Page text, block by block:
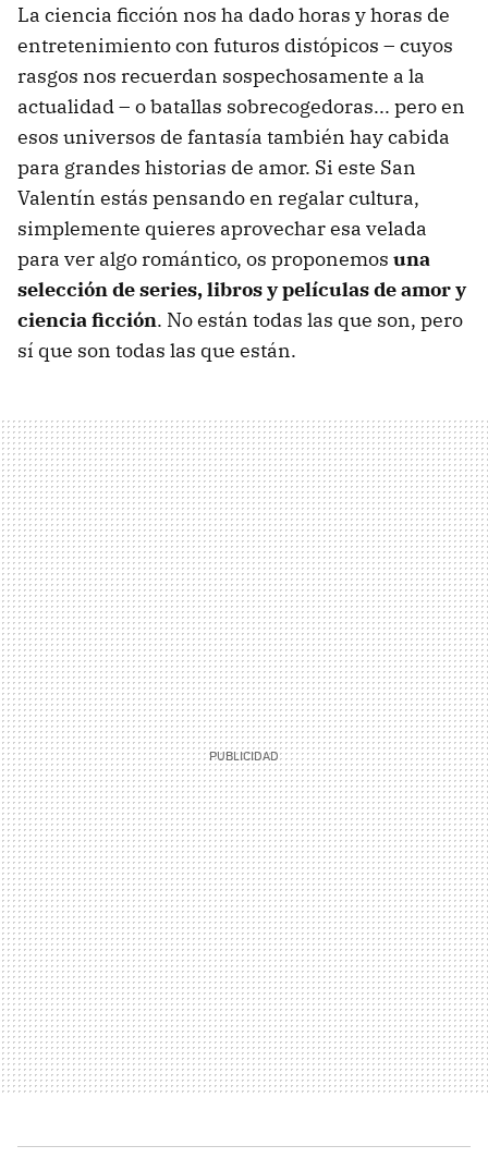
La ciencia ficción nos ha dado horas y horas de
entretenimiento con futuros distópicos – cuyos
rasgos nos recuerdan sospechosamente a la
actualidad – o batallas sobrecogedoras... pero en
esos universos de fantasía también hay cabida
para grandes historias de amor. Si este San
Valentín estás pensando en regalar cultura,
simplemente quieres aprovechar esa velada
para ver algo romántico, os proponemos una
selección de series, libros y películas de amor y
ciencia ficción. No están todas las que son, pero
sí que son todas las que están.